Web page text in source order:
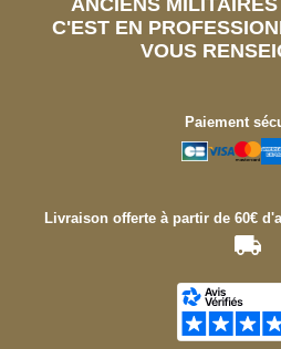
ANCIENS
C'EST EN
VOUS
Paiement
Livraison offerte à partir de 60€